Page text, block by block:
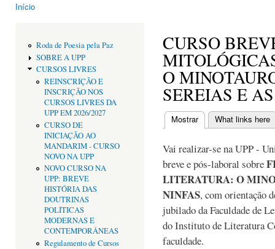
Início
Roda de Poesia pela Paz
SOBRE A UPP
CURSOS LIVRES
REINSCRIÇÃO E
INSCRIÇÃO NOS
CURSOS LIVRES DA
UPP EM 2026/2027
CURSO DE
INICIAÇÃO AO
MANDARIM - CURSO
NOVO NA UPP
NOVO CURSO NA
UPP: BREVE
HISTÓRIA DAS
DOUTRINAS
POLÍTICAS
MODERNAS E
CONTEMPORÂNEAS
Regulamento de Cursos
CURSO
O
SEREIAS E
Separadores
Mostrar(separador ativo)
What links here
Vai realizar-se na UPP -
breve e pós-laboral sobre
LITERATURA: O
NINFAS, com orientação
jubilado da Faculdade de
do Instituto de Literatura
faculdade.